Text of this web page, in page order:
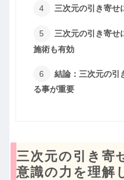
三次元の引き寄せ
三次元の引き寄せ
施術も有効
結論：三次元の引
る事が重要
三次元の引き寄
意識の力を理解